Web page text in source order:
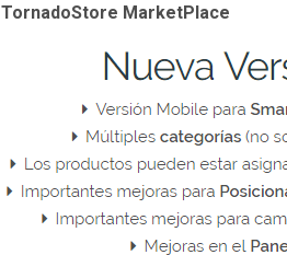
TornadoStore MarketPlace